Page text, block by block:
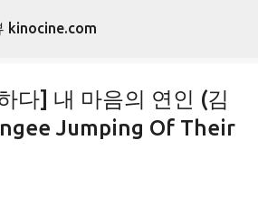
기본 콘텐츠로 건너뛰기
kinocine.com
다] 내 마음의 연인 (김
Jumping Of Their